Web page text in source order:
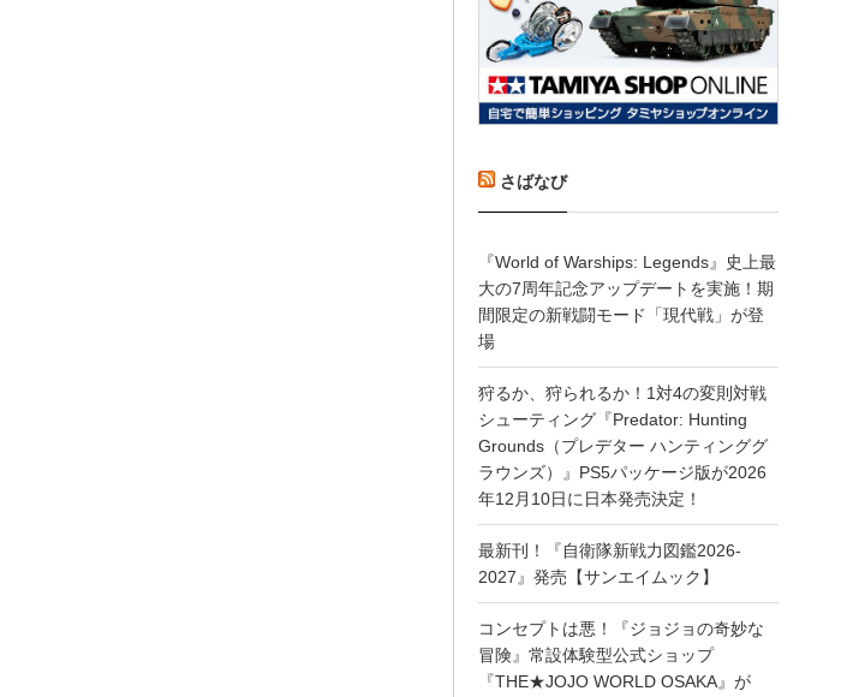
さばなび
『World of Warships: Legends』史上最
大の7周年記念アップデートを実施！期
間限定の新戦闘モード「現代戦」が登
場
狩るか、狩られるか！1対4の変則対戦
シューティング『Predator: Hunting
Grounds（プレデター ハンティンググ
ラウンズ）』PS5パッケージ版が2026
年12月10日に日本発売決定！
最新刊！『自衛隊新戦力図鑑2026-
2027』発売【サンエイムック】
コンセプトは悪！『ジョジョの奇妙な
冒険』常設体験型公式ショップ
『THE★JOJO WORLD OSAKA』が